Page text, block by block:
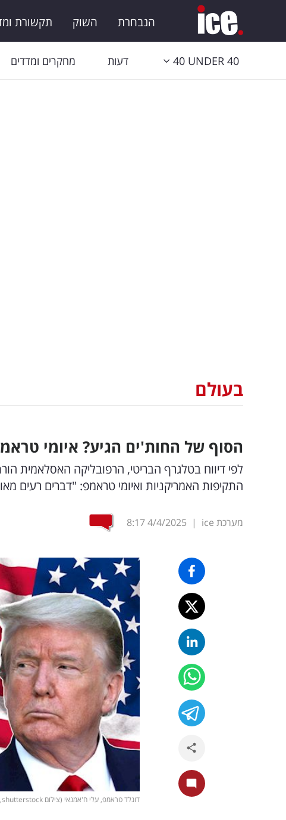
הנבחרת השוק תקשורת
40 UNDER 40 דעות מחקרים ומדדים
בעולם
הסוף של החות'ים הגיע? איומי
לפי דיווח בטלגרף הבריטי, הרפובליקה האסלאמית
התקיפות האמריקניות ואיומי טראמפ: "דברים רעים
מערכת ice |
4/4/2025
8:17
דונלד טראמפ, עלי ח'אמנאי (צילום shutterstock, ויקיפדיה/ Khamenei.ir)